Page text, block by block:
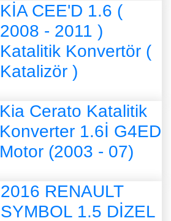
KİA CEE'D 1.6 (
2008 - 2011 )
Katalitik Konvertör (
Katalizör )
Kia Cerato Katalitik
Konverter 1.6İ G4ED
Motor (2003 - 07)
2016 RENAULT
SYMBOL 1.5 DİZEL